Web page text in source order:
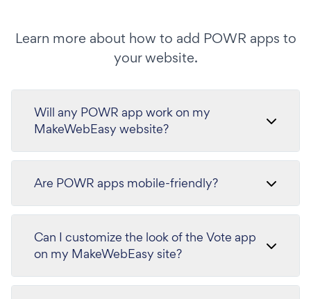
Learn more about how to add POWR apps to
your website.
Will any POWR app work on my
MakeWebEasy website?
Are POWR apps mobile-friendly?
Can I customize the look of the Vote app
on my MakeWebEasy site?